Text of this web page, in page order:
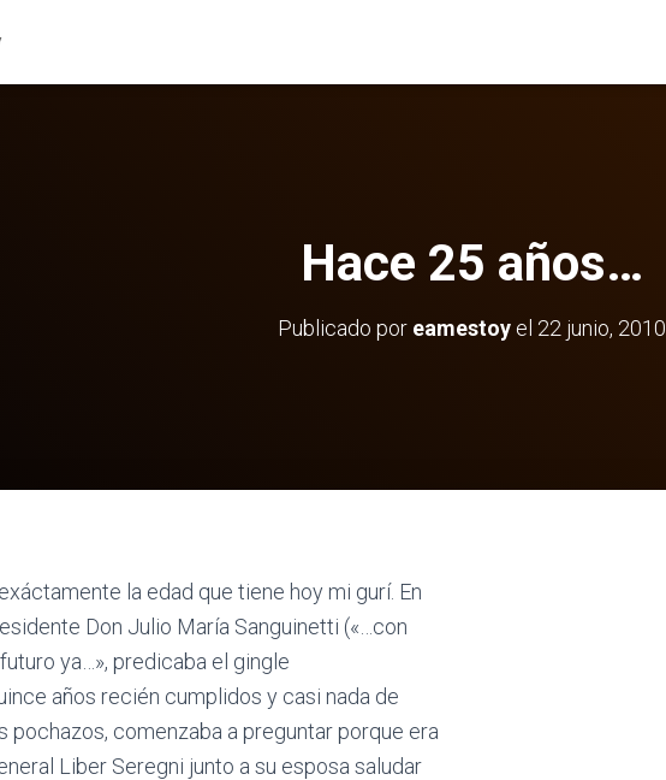
Hace 25 años…
Publicado por eamestoyel 22 junio, 2010
la edad que tiene hoy mi gurí. En
Don Julio María Sanguinetti («…con
ya…», predicaba el gingle
años recién cumplidos y casi nada de
pochazos, comenzaba a preguntar porque era
Liber Seregni junto a su esposa saludar